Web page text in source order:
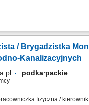
i koordynacja zadań
technologicznych. Operacyjne
oraz sprawowanie
/ Brygadzistka
Kanalizacyjnych
podkarpackie
fizyczna / kierownik